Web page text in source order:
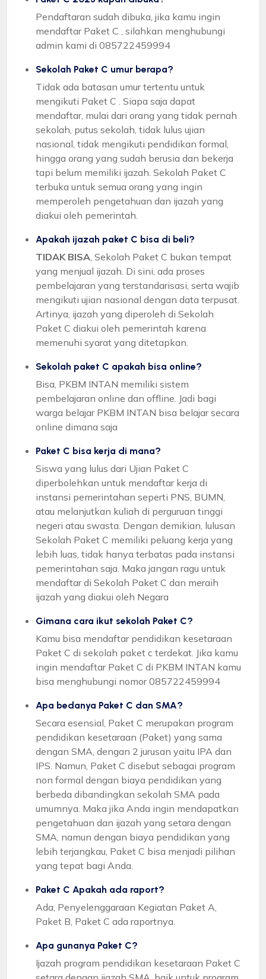
Pendaftaran sudah dibuka, jika kamu ingin
mendaftar Paket C , silahkan menghubungi
admin kami di 085722459994
Sekolah Paket C umur berapa?
Tidak ada batasan umur tertentu untuk
mengikuti Paket C . Siapa saja dapat
mendaftar, mulai dari orang yang tidak pernah
sekolah, putus sekolah, tidak lulus ujian
nasional, tidak mengikuti pendidikan formal,
hingga orang yang sudah berusia dan bekerja
tapi belum memiliki ijazah. Sekolah Paket C
terbuka untuk semua orang yang ingin
memperoleh pengetahuan dan ijazah yang
diakui oleh pemerintah.
Apakah ijazah paket C bisa di beli?
TIDAK BISA , Sekolah Paket C bukan tempat
yang menjual ijazah. Di sini, ada proses
pembelajaran yang terstandarisasi, serta wajib
mengikuti ujian nasional dengan data terpusat.
Artinya, ijazah yang diperoleh di Sekolah
Paket C diakui oleh pemerintah karena
memenuhi syarat yang ditetapkan.
Sekolah paket C apakah bisa online?
Bisa, PKBM INTAN memiliki sistem
pembelajaran online dan offline. Jadi bagi
warga belajar PKBM INTAN bisa belajar secara
online dimana saja
Paket C bisa kerja di mana?
Siswa yang lulus dari Ujian Paket C
diperbolehkan untuk mendaftar kerja di
instansi pemerintahan seperti PNS, BUMN,
atau melanjutkan kuliah di perguruan tinggi
negeri atau swasta. Dengan demikian, lulusan
Sekolah Paket C memiliki peluang kerja yang
lebih luas, tidak hanya terbatas pada instansi
pemerintahan saja. Maka jangan ragu untuk
mendaftar di Sekolah Paket C dan meraih
ijazah yang diakui oleh Negara
Gimana cara ikut sekolah Paket C?
Kamu bisa mendaftar pendidikan kesetaraan
Paket C di sekolah paket c terdekat. Jika kamu
ingin mendaftar Paket C di PKBM INTAN kamu
bisa menghubungi nomor 085722459994
Apa bedanya Paket C dan SMA?
Secara esensial, Paket C merupakan program
pendidikan kesetaraan (Paket) yang sama
dengan SMA, dengan 2 jurusan yaitu IPA dan
IPS. Namun, Paket C disebut sebagai program
non formal dengan biaya pendidikan yang
berbeda dibandingkan sekolah SMA pada
umumnya. Maka jika Anda ingin mendapatkan
pengetahuan dan ijazah yang setara dengan
SMA, namun dengan biaya pendidikan yang
lebih terjangkau, Paket C bisa menjadi pilihan
yang tepat bagi Anda.
Paket C Apakah ada raport?
Ada, Penyelenggaraan Kegiatan Paket A,
Paket B, Paket C ada raportnya.
Apa gunanya Paket C?
Ijazah program pendidikan kesetaraan Paket C